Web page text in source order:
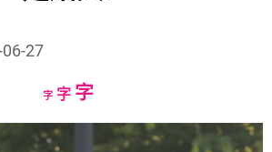
27
字Decrease
size.
字Reset
字Increase
size.